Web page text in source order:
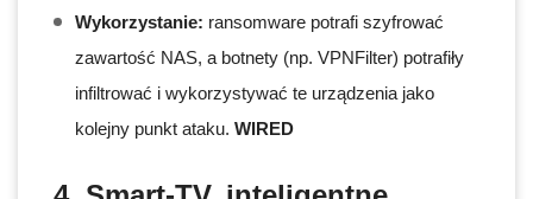
Wykorzystanie: ransomware potrafi szyfrować
zawartość NAS, a botnety (np. VPNFilter) potrafiły
infiltrować i wykorzystywać te urządzenia jako
kolejny punkt ataku. WIRED